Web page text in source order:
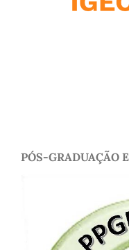
PÓS-GRADUAÇÃO